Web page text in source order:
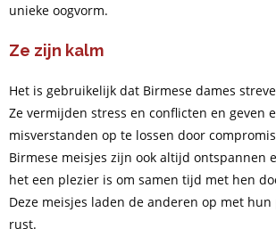
unieke oogvorm.
Ze zijn kalm
Het is gebruikelijk dat Birmese dames
Ze vermijden stress en conflicten en geven
misverstanden op te lossen door
Birmese meisjes zijn ook altijd ontspannen
het een plezier is om samen tijd met hen
Deze meisjes laden de anderen op met hun
rust.